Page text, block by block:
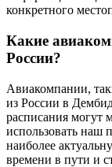
конкретного
Какие
России?
Авиакомпании,
из России в
расписания могут
использовать наш
наиболее
времени в пути и